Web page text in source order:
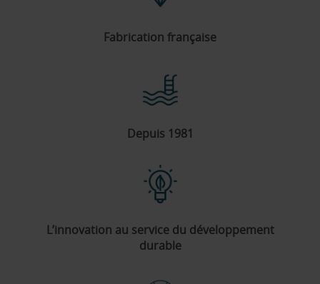
Fabrication française
Depuis 1981
L’innovation au service du développement
durable